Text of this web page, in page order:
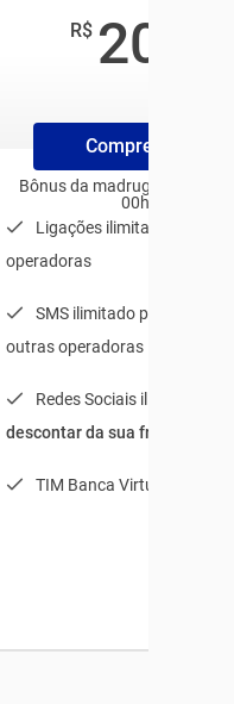
R$ 20
Compre ChipTim
Bônus da madrugada para
00h e 06h
Ligações ilimitadas para
operadoras
SMS ilimitado para TIM +
outras operadoras
Redes Sociais ilimitadas (
descontar da sua franquia
TIM Banca Virtual Light